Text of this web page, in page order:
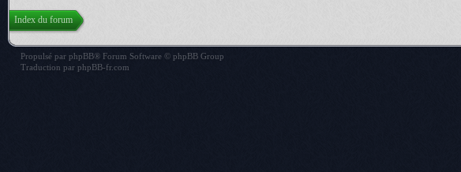
Index du forum
Propulsé par phpBB® Forum Software © phpBB Group
Traduction par phpBB-fr.com